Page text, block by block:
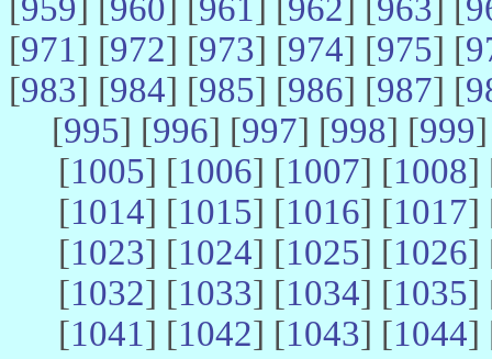
959 960 961 962 963
[971] [972] [973] [974] [975] [
[983] [984] [985] [986] [987] [
[995] [996] [997] [998] [999
[1005] [1006] [1007] [1008]
[1014] [1015] [1016] [1017]
[1023] [1024] [1025] [1026]
[1032] [1033] [1034] [1035]
[1041] [1042] [1043] [1044]